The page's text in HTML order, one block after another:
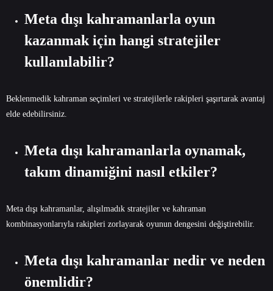
Meta dışı kahramanlarla oyun
kazanmak için hangi stratejiler
kullanılabilir?
Beklenmedik kahraman seçimleri ve stratejilerle rakipleri şaşırtarak avantaj
elde edebilirsiniz.
Meta dışı kahramanlarla oynamak,
takım dinamiğini nasıl etkiler?
Meta dışı kahramanlar, alışılmadık stratejiler ve kahraman
kombinasyonlarıyla rakipleri zorlayarak oyunun dengesini değiştirebilir.
Meta dışı kahramanlar nedir ve neden
önemlidir?